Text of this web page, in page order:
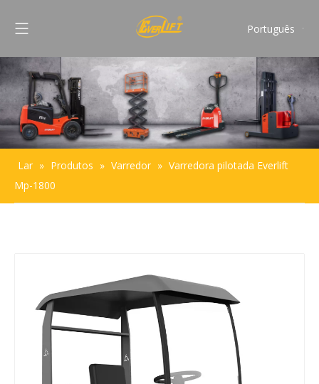
Português
Français
Pусский
Español
Lar » Produtos » Varredor » Varredora pilotada Everlift
Mp-1800